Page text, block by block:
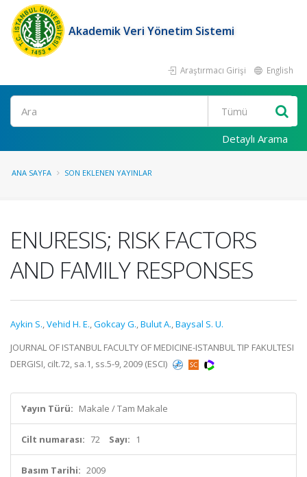
Akademik Veri Yönetim Sistemi
Araştırmacı Girişi English
Ara
Detaylı Arama
ANA SAYFA SON EKLENEN YAYINLAR
ENURESIS; RISK FACTORS
AND FAMILY RESPONSES
Aykin S.,Vehid H. E.,Gokcay G.,Bulut A.,Baysal S. U.
JOURNAL OF ISTANBUL FACULTY OF MEDICINE-ISTANBUL TIP FAKULTESI
DERGISI, cilt.72, sa.1, ss.5-9, 2009 (ESCI)
Yayın Türü: Makale / Tam Makale
Cilt numarası: 72 Sayı: 1
Basım Tarihi: 2009